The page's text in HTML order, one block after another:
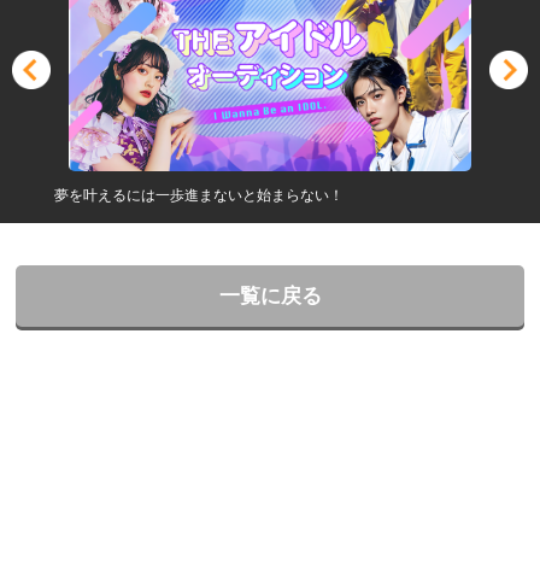
夢を叶えるには一歩進まないと始まらない！
一覧に戻る